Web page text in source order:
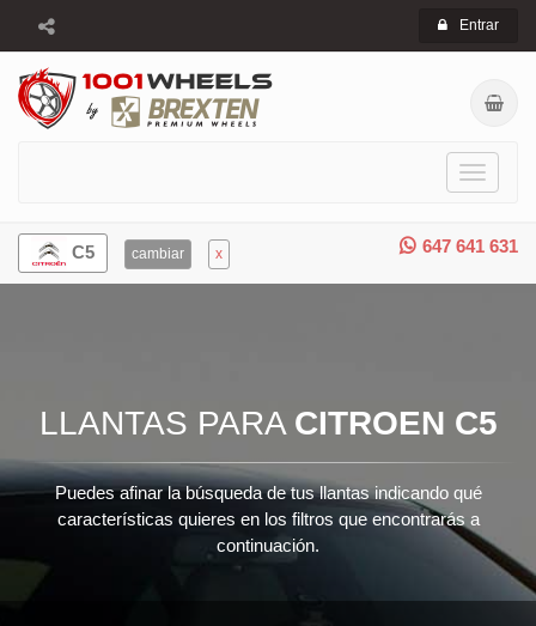
Entrar
Toggle
647 641 631
C5 cambiar x
LLANTAS PARA CITROEN C5
Puedes afinar la búsqueda de tus llantas indicando qué
características quieres en los filtros que encontrarás a
continuación.